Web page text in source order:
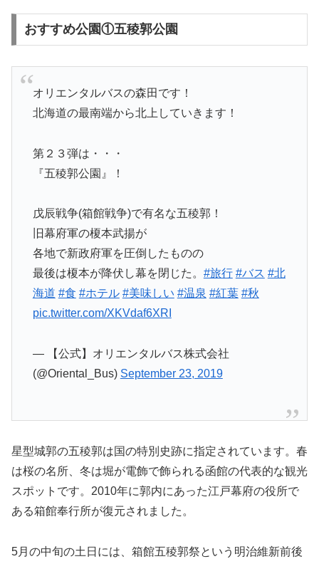
おすすめ公園①五稜郭公園
オリエンタルバスの森田です！
北海道の最南端から北上していきます！
第２３弾は・・・
『五稜郭公園』！
戊辰戦争(箱館戦争)で有名な五稜郭！
旧幕府軍の榎本武揚が
各地で新政府軍を圧倒したものの
最後は榎本が降伏し幕を閉じた。 #旅行 #バス #北
海道 #食 #ホテル #美味しい #温泉 #紅葉 #秋
pic.twitter.com/XKVdaf6XRI
— 【公式】オリエンタルバス株式会社
(@Oriental_Bus) September 23, 2019
星型城郭の五稜郭は国の特別史跡に指定されています。春
は桜の名所、冬は堀が電飾で飾られる函館の代表的な観光
スポットです。2010年に郭内にあった江戸幕府の役所で
ある箱館奉行所が復元されました。
5月の中旬の土日には、箱館五稜郭祭という明治維新前後